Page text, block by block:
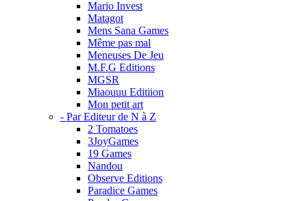
Mario Invest
Matagot
Mens Sana Games
Même pas mal
Meneuses De Jeu
M.F.G Editions
MGSR
Miaouuu Editiion
Mon petit art
- Par Editeur de N à Z
2 Tomatoes
3JoyGames
19 Games
Nandou
Observe Editions
Paradice Games